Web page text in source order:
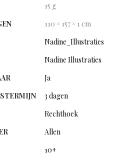
15 g
110 × 157 × 1 cm
Nadine_Illustraties
Nadine Illustraties
Ja
3 dagen
Rechthoek
Allen
10+